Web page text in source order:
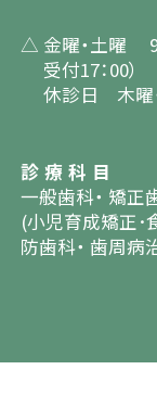
△ 金曜・土曜 9
受付17：00）
休診日 木曜
診療科目
一般歯科 矯正
(小児育成矯正･
防歯科 歯周病